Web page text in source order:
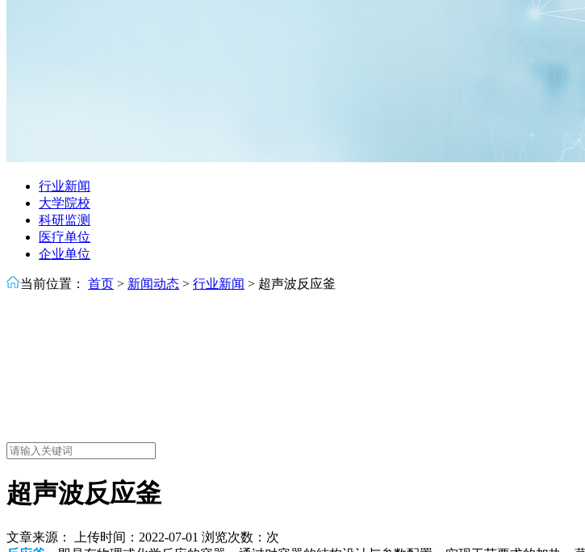
行业新闻
大学院校
科研监测
医疗单位
企业单位
当前位置： 首页 > 新闻动态 > 行业新闻 > 超声波反应釜
超声波反应釜
文章来源： 上传时间：2022-07-01 浏览次数： 次